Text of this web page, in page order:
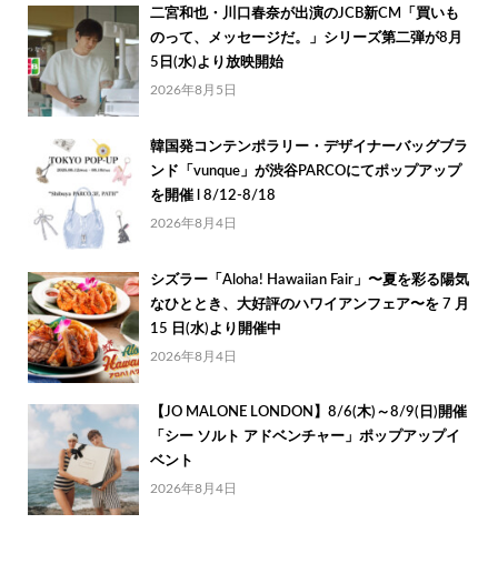
二宮和也・川口春奈が出演のJCB新CM「買いも
のって、メッセージだ。」シリーズ第二弾が8月
5日(水)より放映開始
2026年8月5日
韓国発コンテンポラリー・デザイナーバッグブラ
ンド「vunque」が渋谷PARCOにてポップアップ
を開催 l 8/12-8/18
2026年8月4日
シズラー「Aloha! Hawaiian Fair」〜夏を彩る陽気
なひととき、大好評のハワイアンフェア〜を 7 月
15 日(水)より開催中
2026年8月4日
【JO MALONE LONDON】8/6(木)～8/9(日)開催
「シー ソルト アドベンチャー」ポップアップイ
ベント
2026年8月4日